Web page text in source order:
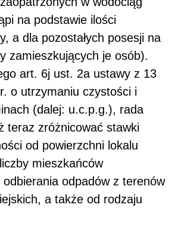
na podstawie ilości
a dla pozostałych posesji na
zamieszkujących je osób).
art. 6j ust. 2a ustawy z 13
o utrzymaniu czystości i
(dalej: u.c.p.g.), rada
teraz zróżnicować stawki
od powierzchni lokalu
mieszkańców
odbierania odpadów z terenów
a także od rodzaju